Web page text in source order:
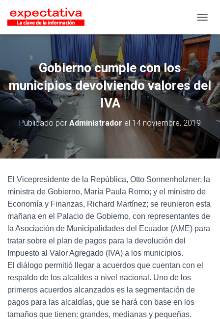
Gobierno cumple con los
municipios devolviendo valores del
IVA
Publicado por Administrador el 14 noviembre, 2019
El Vicepresidente de la República, Otto Sonnenholzner; la
ministra de Gobierno, María Paula Romo; y el ministro de
Economía y Finanzas, Richard Martínez; se reunieron esta
mañana en el Palacio de Gobierno, con representantes de
la Asociación de Municipalidades del Ecuador (AME) para
tratar sobre el plan de pagos para la devolución del
Impuesto al Valor Agregado (IVA) a los municipios.
El diálogo permitió llegar a acuerdos que cuentan con el
respaldo de los alcaldes a nivel nacional. Uno de los
primeros acuerdos alcanzados es la segmentación de
pagos para las alcaldías, que se hará con base en los
tamaños que tienen: grandes, medianas y pequeñas.